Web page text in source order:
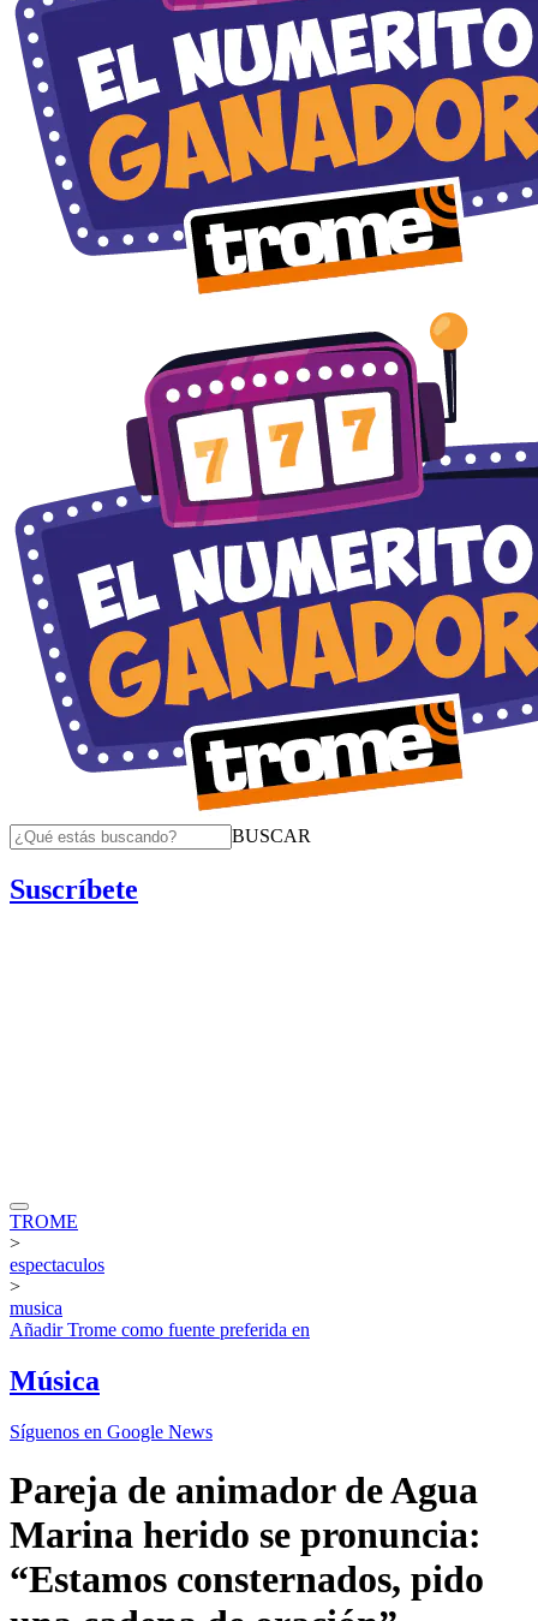
BUSCAR
Suscríbete
TROME
>
espectaculos
>
musica
AñadirTrome como fuente preferida en
Música
Síguenos en Google News
Pareja de animador de Agua
Marina herido se pronuncia:
“Estamos consternados, pido